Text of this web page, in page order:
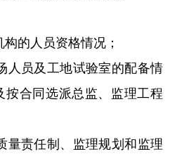
的人员资格情况；
员及工地试验室的配备情
按合同选派总监、监理工程
责任制、监理规划和监理